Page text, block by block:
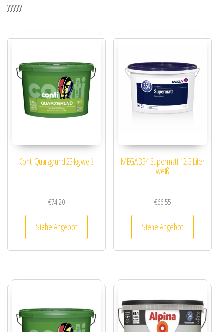
yyyyy
Conti Quarzgrund 25 kg weiß
€74.20
Siehe Angebot
MEGA 354 Supermatt 12,5 Liter
weiß
€66.55
Siehe Angebot